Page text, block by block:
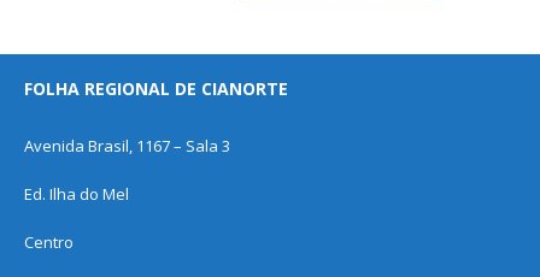
FOLHA REGIONAL DE CIANORTE
Avenida Brasil, 1167 – Sala 3
Ed. Ilha do Mel
Centro